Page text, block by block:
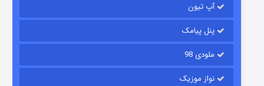
آپ تیون
پنل پیامک
ملودی 98
نواز موزیک